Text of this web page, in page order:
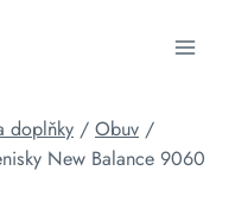
doplňky / Obuv /
New Balance 9060